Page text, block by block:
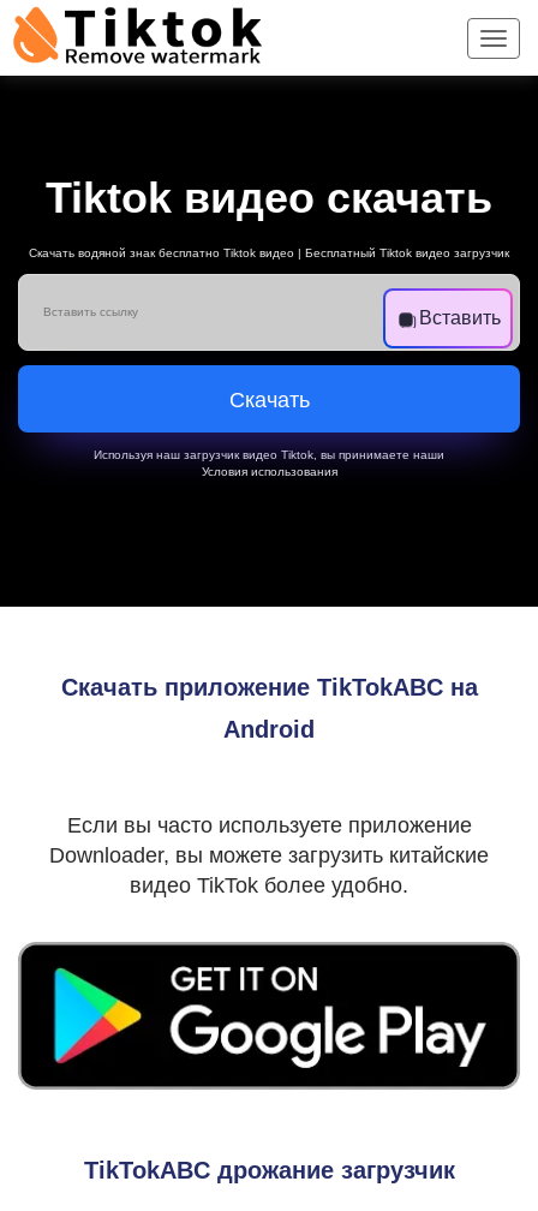
Tiktok видео скачать
Скачать водяной знак бесплатно Tiktok видео | Бесплатный Tiktok видео загрузчик
Вставить
Скачать
Используя наш загрузчик видео Tiktok, вы принимаете наши
Условия использования
Скачать приложение TikTokABC на
Android
Если вы часто используете приложение
Downloader, вы можете загрузить китайские
видео TikTok более удобно.
TikTokABC дрожание загрузчик